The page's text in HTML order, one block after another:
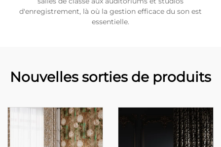
d'enregistrement, là où la gestion efficace du son est
essentielle.
Nouvelles sorties de produits